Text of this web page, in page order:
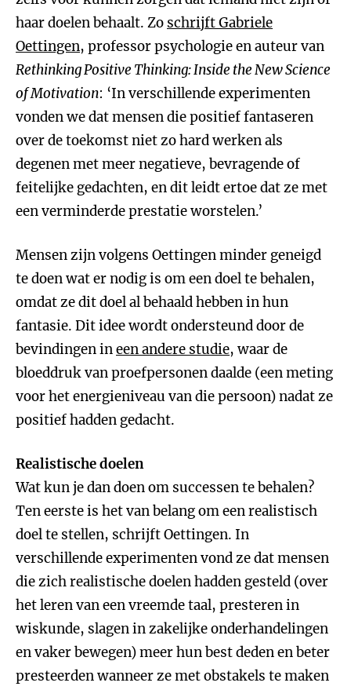
haar doelen behaalt. Zo schrijft Gabriele
Oettingen, professor psychologie en auteur van
Rethinking Positive Thinking: Inside the New Science
of Motivation: ‘In verschillende experimenten
vonden we dat mensen die positief fantaseren
over de toekomst niet zo hard werken als
degenen met meer negatieve, bevragende of
feitelijke gedachten, en dit leidt ertoe dat ze met
een verminderde prestatie worstelen.’
Mensen zijn volgens Oettingen minder geneigd
te doen wat er nodig is om een doel te behalen,
omdat ze dit doel al behaald hebben in hun
fantasie. Dit idee wordt ondersteund door de
bevindingen ineen andere studie, waar de
bloeddruk van proefpersonen daalde (een meting
voor het energieniveau van die persoon) nadat ze
positief hadden gedacht.
Realistische doelen
Wat kun je dan doen om successen te behalen?
Ten eerste is het van belang om een realistisch
doel te stellen, schrijft Oettingen. In
verschillende experimenten vond ze dat mensen
die zich realistische doelen hadden gesteld (over
het leren van een vreemde taal, presteren in
wiskunde, slagen in zakelijke onderhandelingen
en vaker bewegen) meer hun best deden en beter
presteerden wanneer ze met obstakels te maken